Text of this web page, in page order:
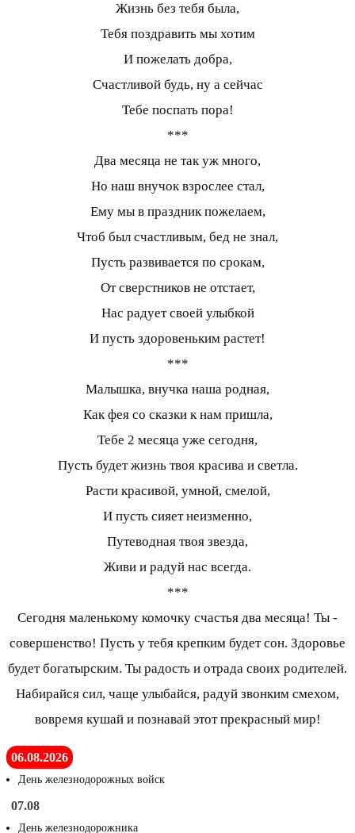
Жизнь без тебя была,
Тебя поздравить мы хотим
И пожелать добра,
Счастливой будь, ну а сейчас
Тебе поспать пора!
***
Два месяца не так уж много,
Но наш внучок взрослее стал,
Ему мы в праздник пожелаем,
Чтоб был счастливым, бед не знал,
Пусть развивается по срокам,
От сверстников не отстает,
Нас радует своей улыбкой
И пусть здоровеньким растет!
***
Малышка, внучка наша родная,
Как фея со сказки к нам пришла,
Тебе 2 месяца уже сегодня,
Пусть будет жизнь твоя красива и светла.
Расти красивой, умной, смелой,
И пусть сияет неизменно,
Путеводная твоя звезда,
Живи и радуй нас всегда.
***
Сегодня маленькому комочку счастья два месяца! Ты -
совершенство! Пусть у тебя крепким будет сон. Здоровье
будет богатырским. Ты радость и отрада своих родителей.
Набирайся сил, чаще улыбайся, радуй звонким смехом,
вовремя кушай и познавай этот прекрасный мир!
06.08.2026
День железнодорожных войск
07.08
День железнодорожника